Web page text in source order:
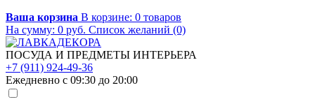
Ваша корзина В корзине: 0 товаров
На сумму: 0 руб. Список желаний (0)
ПОСУДА И ПРЕДМЕТЫ ИНТЕРЬЕРА
+7 (911) 924-49-36
Ежедневно с 09:30 до 20:00